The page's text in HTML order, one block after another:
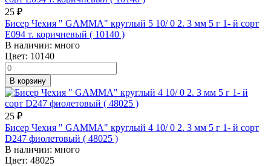
25 ₽
Бисер Чехия " GAMMA" круглый 5 10/ 0 2. 3 мм 5 г 1- й сорт
E094 т. коричневый ( 10140 )
В наличии: много
Цвет: 10140
В корзину
25 ₽
Бисер Чехия " GAMMA" круглый 4 10/ 0 2. 3 мм 5 г 1- й сорт
D247 фиолетовый ( 48025 )
В наличии: много
Цвет: 48025